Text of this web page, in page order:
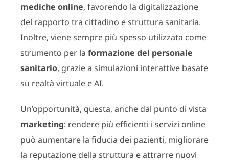
mediche online, favorendo la digitalizzazione
del rapporto tra cittadino e struttura sanitaria.
Inoltre, viene sempre più spesso utilizzata come
strumento per la formazione del personale
sanitario, grazie a simulazioni interattive basate
su realtà virtuale e AI.
Un’opportunità, questa, anche dal punto di vista
marketing: rendere più efficienti i servizi online
può aumentare la fiducia dei pazienti, migliorare
la reputazione della struttura e attrarre nuovi